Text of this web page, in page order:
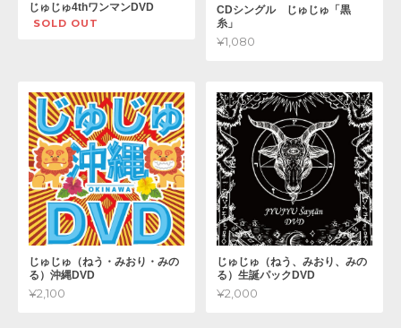
じゅじゅ4thワンマンDVD
SOLD OUT
CDシングル じゅじゅ「黒
糸」
¥1,080
じゅじゅ（ねう・みおり・みの
る）沖縄DVD
¥2,100
じゅじゅ（ねう、みおり、みの
る）生誕パックDVD
¥2,000